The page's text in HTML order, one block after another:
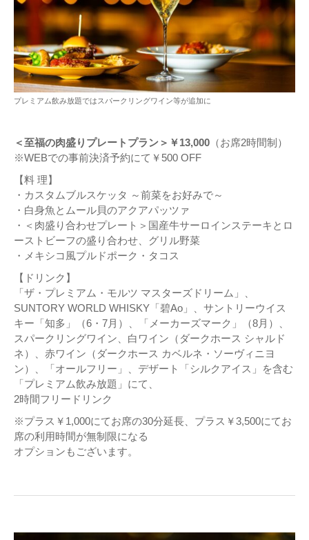
プレミアム飲み放題ではスパークリングワイン等が追加に
＜至福の肉盛りプレートプラン＞￥13,000 （お席2時間制）
※WEBでの事前決済予約にて￥500 OFF
【料 理】
・カスタムブルスケッタ ～前菜をお好みで～
・白身魚とムール貝のアクアパッツァ
・＜肉盛り合わせプレート＞国産牛サーロインステーキとロ
ーストビーフの盛り合わせ、グリル野菜
・メキシコ風プルドポーク・タコス
【ドリンク】
「ザ・プレミアム・モルツ マスターズドリーム」、
SUNTORY WORLD WHISKY「碧Ao」、サントリーウイス
キー「知多」（6・7月）、「メーカーズマーク」（8月）、
スパークリングワイン、白ワイン（ダークホース シャルド
ネ）、赤ワイン（ダークホース カベルネ・ソーヴィニヨ
ン）、「オールフリー」、デザート「シルクアイス」を含む
「プレミアム飲み放題」にて、
2時間フリードリンク
※プラス￥1,000にてお席の30分延長、プラス￥3,500にてお
席の利用時間が無制限になる
オプションもございます。